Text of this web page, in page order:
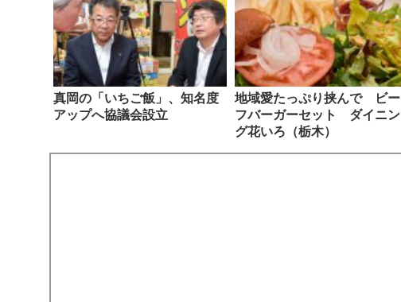
真岡の「いちご飯」、知名度
アップへ協議会設立
地域愛たっぷり挟んで ビー
フバーガーセット ダイニン
グ花いろ（栃木）